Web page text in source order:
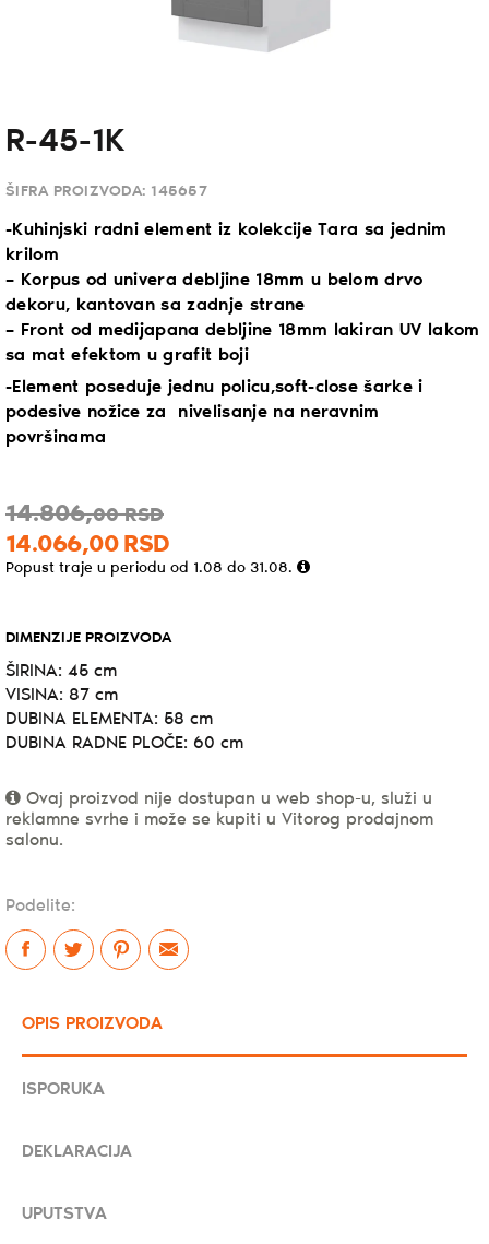
R-45-1K
ŠIFRA PROIZVODA: 145657
-Kuhinjski radni element iz kolekcije Tara sa jednim
krilom
– Korpus od univera debljine 18mm u belom drvo
dekoru, kantovan sa zadnje strane
– Front od medijapana debljine 18mm lakiran UV lakom
sa mat efektom u grafit boji
-Element poseduje jednu policu,soft-close šarke i
podesive nožice za nivelisanje na neravnim
površinama
14.806,00 RSD
14.066,00 RSD
Popust traje u periodu od 1.08 do 31.08.
DIMENZIJE PROIZVODA
ŠIRINA: 45 cm
VISINA: 87 cm
DUBINA ELEMENTA: 58 cm
DUBINA RADNE PLOČE: 60 cm
Ovaj proizvod nije dostupan u web shop-u, služi u
reklamne svrhe i može se kupiti u Vitorog prodajnom
salonu.
Podelite:
OPIS PROIZVODA
ISPORUKA
DEKLARACIJA
UPUTSTVA